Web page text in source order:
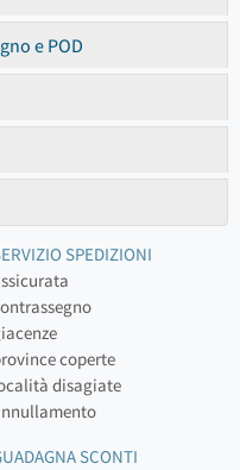
e POD
SPEDIZIONI
coperte
disagiate
SCONTI